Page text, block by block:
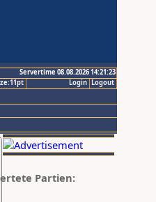
Servertime 08.08.2026 14:21:23
Logout
Login
Partien: